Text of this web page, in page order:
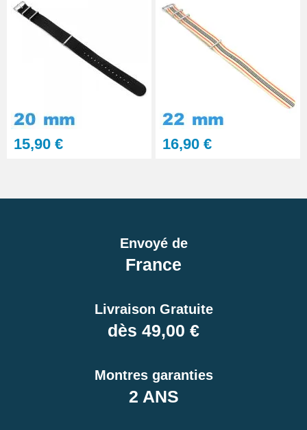
15,90 € 16,90 €
Envoyé de
France
Livraison Gratuite
dès 49,00 €
Montres garanties
2 ANS